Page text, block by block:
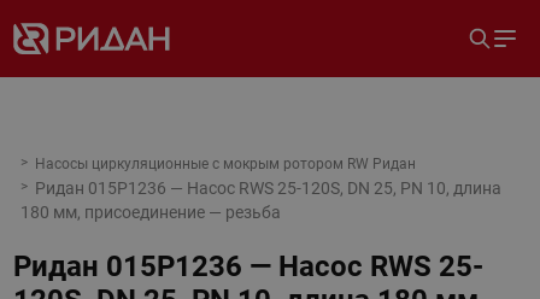
Насосы циркуляционные с мокрым ротором RW Ридан
Ридан 015P1236 — Насос RWS 25-120S, DN 25, PN 10, длина
180 мм, присоединение — резьба
Ридан 015P1236 — Насос RWS 25-